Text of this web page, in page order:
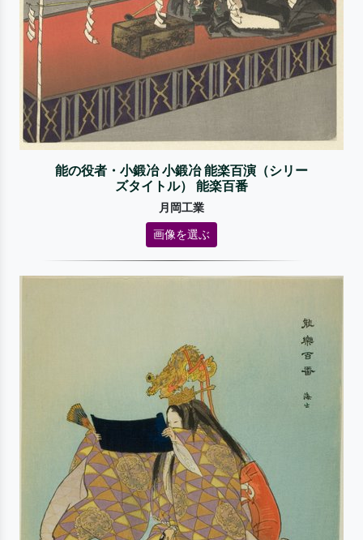
能の役者・小鍛冶 小鍛冶 能楽百演（シリー
ズタイトル） 能楽百番
月岡工業
画像を選ぶ